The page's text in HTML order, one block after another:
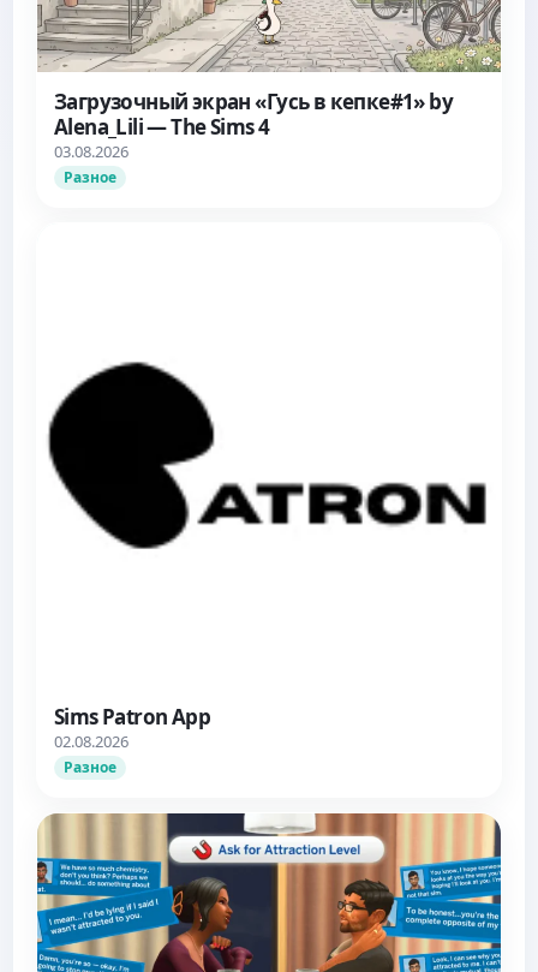
Загрузочный экран «Гусь в кепке#1» by
Alena_Lili — The Sims 4
03.08.2026
Разное
Sims Patron App
02.08.2026
Разное